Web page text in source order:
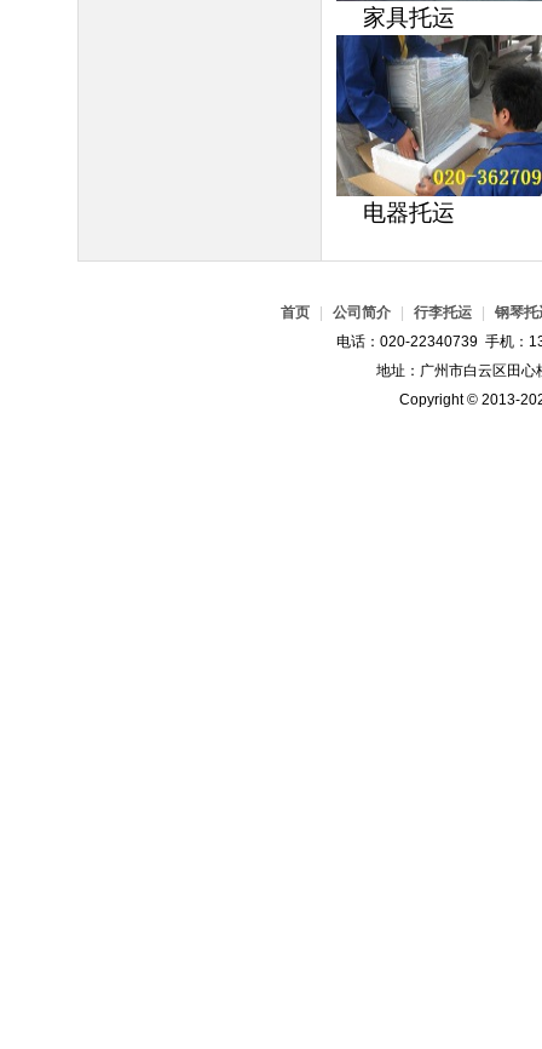
家具托运
电器托运
首页 公司简介 行李托运
钢琴托
电话：020-22340739 手机：
地址：广州市白云区田
Copyright © 2013-